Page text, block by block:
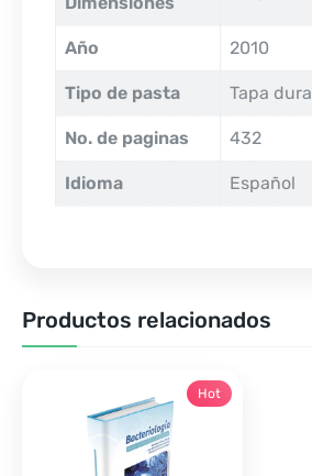
Año 2010
Tipo de pasta Tapa dura
No. de paginas 432
Idioma Español
Productos relacionados
Hot